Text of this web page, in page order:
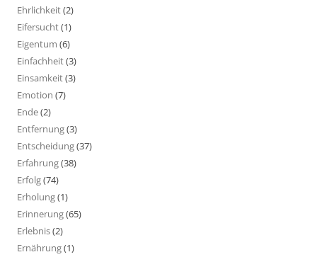
Ehrlichkeit(2)
Eifersucht(1)
Eigentum (6)
Einfachheit(3)
Einsamkeit(3)
Emotion (7)
Ende(2)
Entfernung(3)
Entscheidung(37)
Erfahrung(38)
Erfolg(74)
Erholung(1)
Erinnerung(65)
Erlebnis(2)
Ernährung(1)